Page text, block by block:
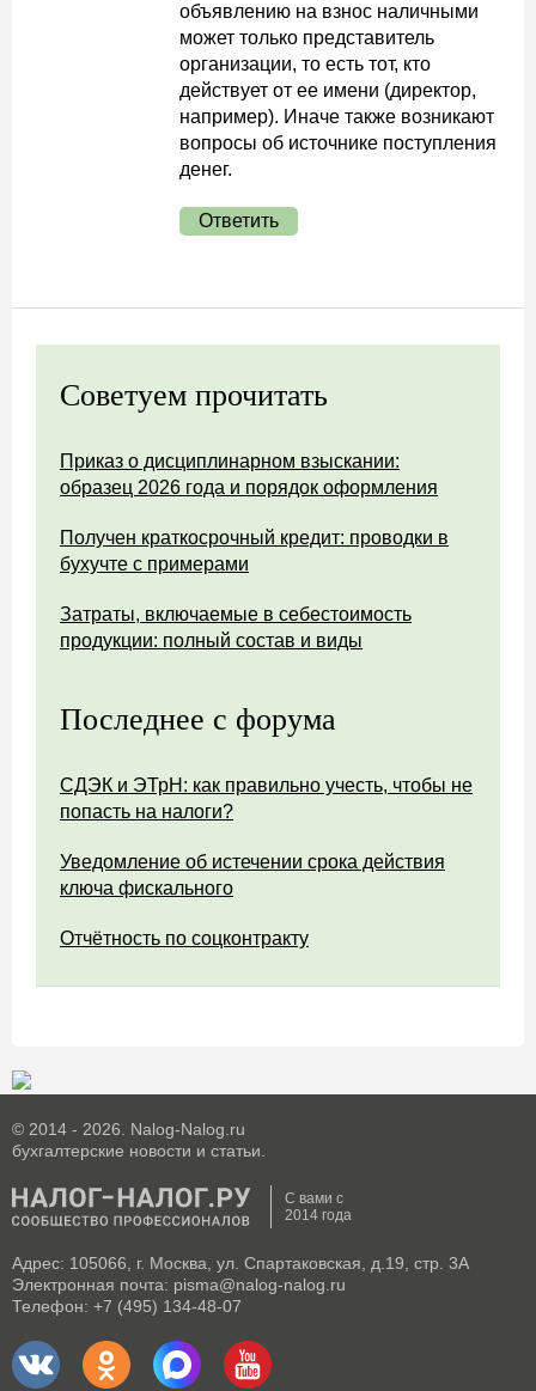
объявлению на взнос наличными
может только представитель
организации, то есть тот, кто
действует от ее имени (директор,
например). Иначе также возникают
вопросы об источнике поступления
денег.
Ответить
Советуем прочитать
Приказ о дисциплинарном взыскании:
образец 2026 года и порядок оформления
Получен краткосрочный кредит: проводки в
бухучте с примерами
Затраты, включаемые в себестоимость
продукции: полный состав и виды
Последнее с форума
СДЭК и ЭТрН: как правильно учесть, чтобы не
попасть на налоги?
Уведомление об истечении срока действия
ключа фискального
Отчётность по соцконтракту
© 2014 - 2026. Nalog-Nalog.ru
бухгалтерские новости и статьи.
С вами с
2014 года
Адрес: 105066, г. Москва, ул. Спартаковская, д.19, стр. 3А
Электронная почта: pisma@nalog-nalog.ru
Телефон: +7 (495) 134-48-07